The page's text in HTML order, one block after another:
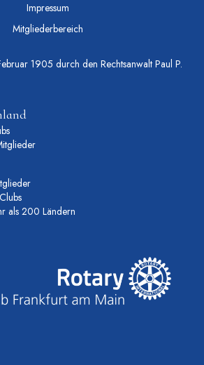
Impressum
Mitgliederbereich
1905 durch den Rechtsanwalt Paul P.
als 200 Ländern